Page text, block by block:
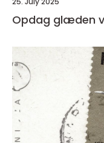
Opdag glæden